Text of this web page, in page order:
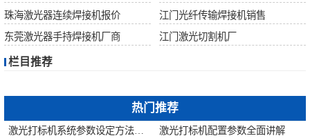
珠海激光器连续焊接机报价
江门光纤传输焊接机销售
东莞激光器手持焊接机厂商
江门激光切割机厂
栏目推荐
热门推荐
激光打标机配置参数全面讲解